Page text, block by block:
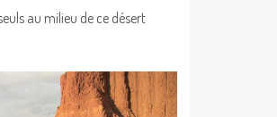
au milieu de ce désert